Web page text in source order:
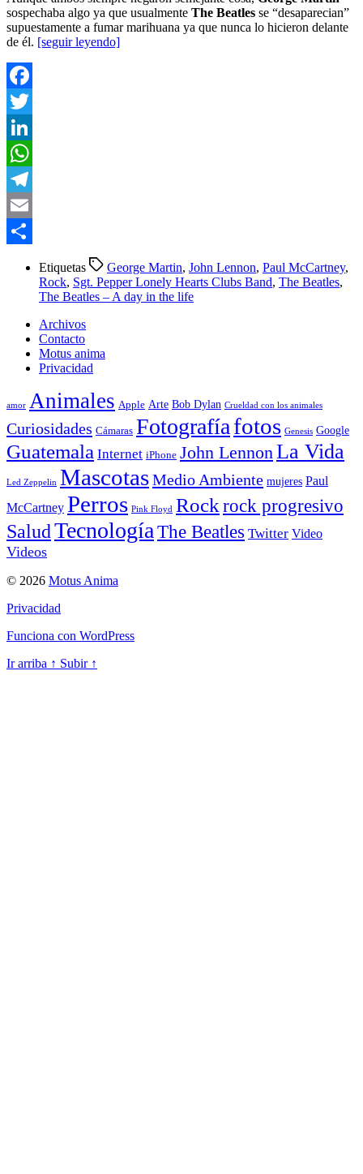
sospechaba algo ya que usualmente The Beatles se “desaparecian”
supuestamente a fumar marihuana ya que nunca lo hicieron delante
de él. [seguir leyendo]
Facebook
Twitter
LinkedIn
WhatsApp
Telegram
Email
Etiquetas George Martin, John Lennon, Paul McCartney,
Rock, Sgt. Pepper Lonely Hearts Clubs Band, The Beatles,
The Beatles – A day in the life
Archivos
Contacto
Motus anima
Privacidad
amor Animales Apple Arte Bob Dylan Crueldad con los animales
Curiosidades Cámaras Fotografíafotos Genesis Google
Guatemala Internet iPhone John Lennon La Vida
Led Zeppelin MascotasMedio Ambiente mujeres Paul
McCartney Perros Pink Floyd Rock rock progresivo
SaludTecnología The Beatles Twitter Video
Videos
© 2026 Motus Anima
Privacidad
Funciona con WordPress
Ir arriba ↑ Subir ↑